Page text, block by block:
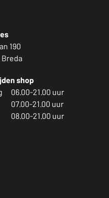
190
Breda
shop
06.00-21.00 uur
07.00-21.00 uur
08.00-21.00 uur